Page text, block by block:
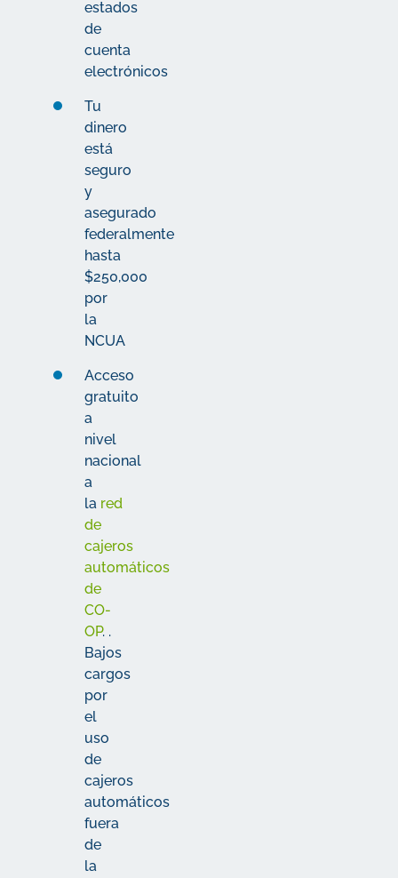
estados
de
cuenta
electrónicos
Tu
dinero
está
seguro
y
asegurado
federalmente
hasta
$250,000
por
la
NCUA
Acceso
gratuito
a
nivel
nacional
a
la red
de
cajeros
automáticos
de
CO-
OP. .
Bajos
cargos
por
el
uso
de
cajeros
automáticos
fuera
de
la